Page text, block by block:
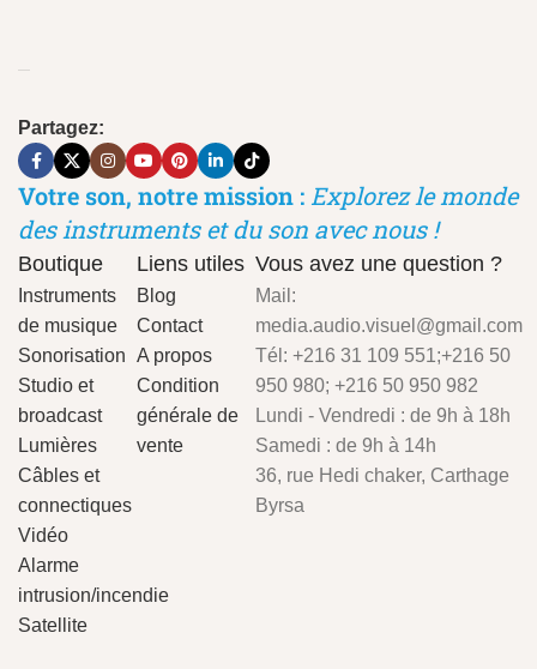
Partagez:
Votre son, notre mission : Explorez le monde
des instruments et du son avec nous !
Boutique
Instruments
de musique
Sonorisation
Studio et
broadcast
Lumières
Câbles et
connectiques
Vidéo
Alarme
intrusion/incendie
Satellite
Liens utiles
Blog
Contact
A propos
Condition
générale de
vente
Vous avez une question ?
Mail:
media.audio.visuel@gmail.com
Tél: +216 31 109 551;+216 50
950 980; +216 50 950 982
Lundi - Vendredi : de 9h à 18h
Samedi : de 9h à 14h
36, rue Hedi chaker, Carthage
Byrsa